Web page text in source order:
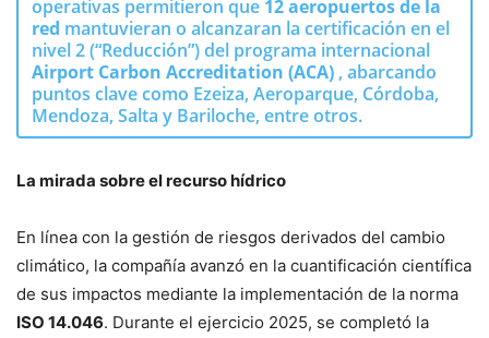
operativas permitieron que 12 aeropuertos de la
red mantuvieran o alcanzaran la certificación en el
nivel 2 (“Reducción”) del programa internacional
Airport Carbon Accreditation (ACA) , abarcando
puntos clave como Ezeiza, Aeroparque, Córdoba,
Mendoza, Salta y Bariloche, entre otros.
La mirada sobre el recurso hídrico
En línea con la gestión de riesgos derivados del cambio
climático, la compañía avanzó en la cuantificación científica
de sus impactos mediante la implementación de la norma
ISO 14.046. Durante el ejercicio 2025, se completó la